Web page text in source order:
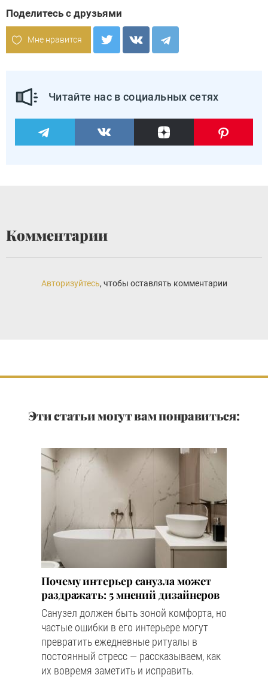
Поделитесь с друзьями
Мне нравится
Читайте нас в социальных сетях
Комментарии
Авторизуйтесь, чтобы оставлять комментарии
Эти статьи могут вам понравиться:
Почему интерьер санузла может
раздражать: 5 мнений дизайнеров
Санузел должен быть зоной комфорта, но
частые ошибки в его интерьере могут
превратить ежедневные ритуалы в
постоянный стресс — рассказываем, как
их вовремя заметить и исправить.